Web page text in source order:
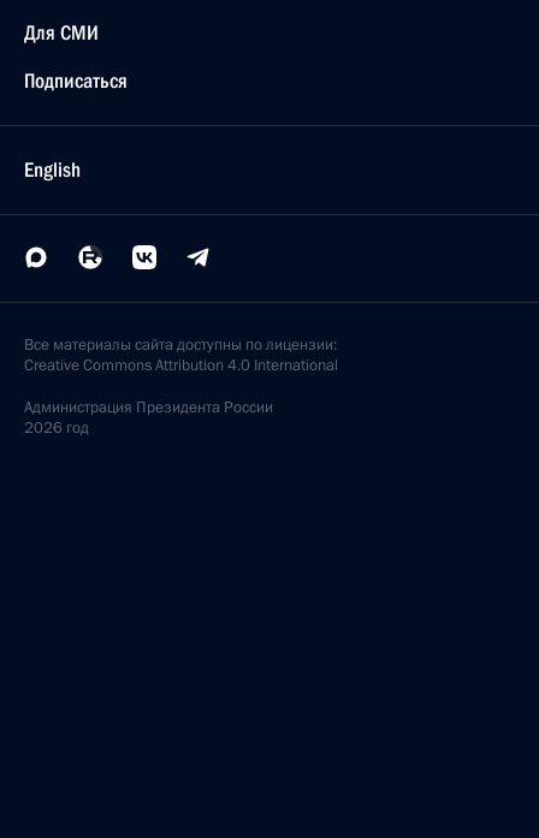
Для СМИ
Подписаться
English
Все материалы сайта доступны по лицензии:
Creative Commons Attribution 4.0 International
Администрация Президента России
2026 год